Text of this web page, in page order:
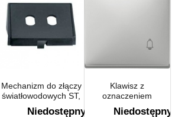
Mechanizm do złączy
światłowodowych ST,
czarny, system M,
Niedostępny
Klawisz z
oznaczeniem
Artec/Antique
Niedostępny